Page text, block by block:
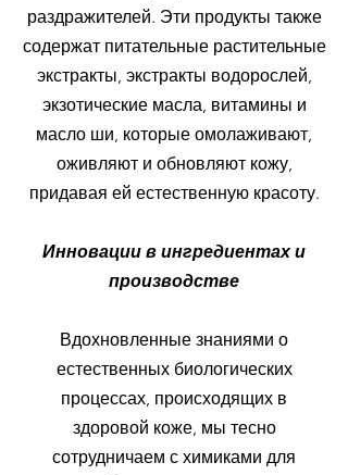
раздражителей. Эти продукты также
содержат питательные растительные
экстракты, экстракты водорослей,
экзотические масла, витамины и
масло ши, которые омолаживают,
оживляют и обновляют кожу,
придавая ей естественную красоту.
Инновации в ингредиентах и
производстве
Вдохновленные знаниями о
естественных биологических
процессах, происходящих в
здоровой коже, мы тесно
сотрудничаем с химиками для